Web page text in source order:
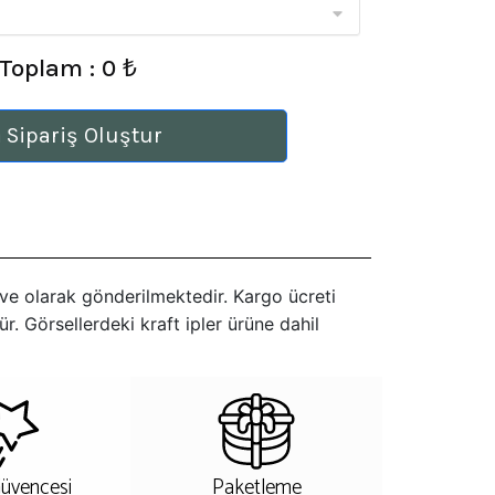
Toplam : 0 ₺
Sipariş Oluştur
olarak gönderilmektedir. Kargo ücreti
Görsellerdeki kraft ipler ürüne dahil
Paketleme